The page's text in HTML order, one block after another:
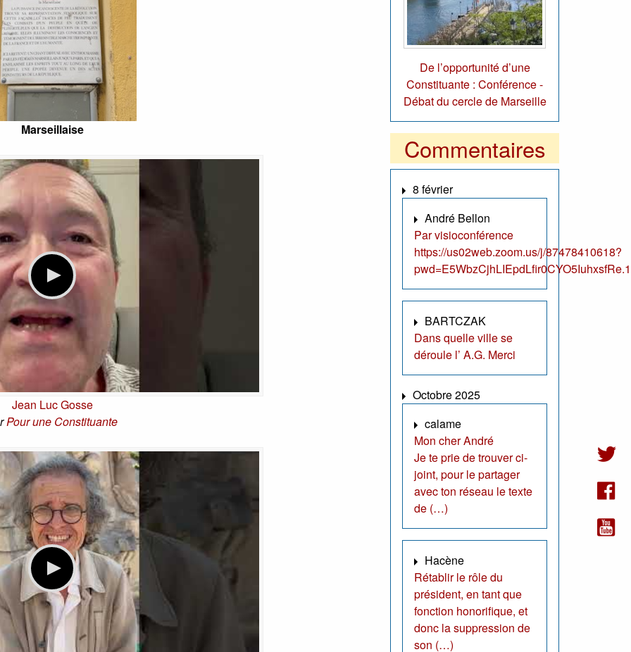
Marseillaise
Jean Luc Gosse
Pour une Constituante
De l’opportunité d’une
Constituante : Conférence -
Débat du cercle de Marseille
Commentaires
8 février
André Bellon
Par visioconférence
https://us02web.zoom.us/j/87478410618?
BARTCZAK
Dans quelle ville se
déroule l’ A.G. Merci
Octobre 2025
calame
Mon cher André
Je te prie de trouver ci-
joint, pour le partager
avec ton réseau le texte
de (…)
Hacène
Rétablir le rôle du
président, en tant que
fonction honorifique, et
donc la suppression de
son (…)